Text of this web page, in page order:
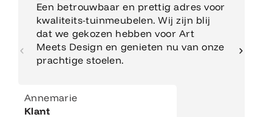
Een betrouwbaar en prettig adres voor
kwaliteits-tuinmeubelen. Wij zijn blij
dat we gekozen hebben voor Art
Meets Design en genieten nu van onze
prachtige stoelen.
Annemarie
Klant